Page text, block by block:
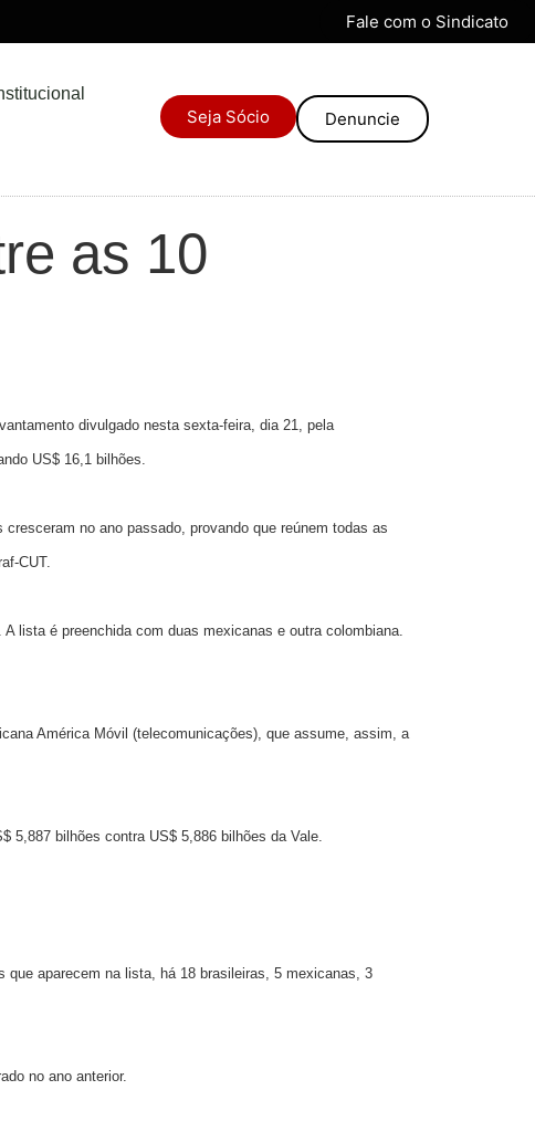
Fale com o Sindicato
Seja Sócio Denuncie
as 10
divulgado nesta sexta-feira, dia 21, pela
US$ 16,1 bilhões.
no ano passado, provando que reúnem todas as
CUT.
lista é preenchida com duas mexicanas e outra colombiana.
América Móvil (telecomunicações), que assume, assim, a
5,887 bilhões contra US$ 5,886 bilhões da Vale.
que aparecem na lista, há 18 brasileiras, 5 mexicanas, 3
no ano anterior.